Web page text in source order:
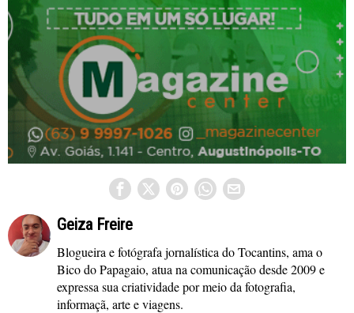
Geiza Freire
Blogueira e fotógrafa jornalística do Tocantins, ama o
Bico do Papagaio, atua na comunicação desde 2009 e
expressa sua criatividade por meio da fotografia,
informaçã, arte e viagens.